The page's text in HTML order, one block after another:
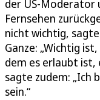
der US-Moderator
Fernsehen
nicht wichtig,
Ganze: „Wichtig
dem es erlaubt ist,
sagte zudem: „Ich
sein.“